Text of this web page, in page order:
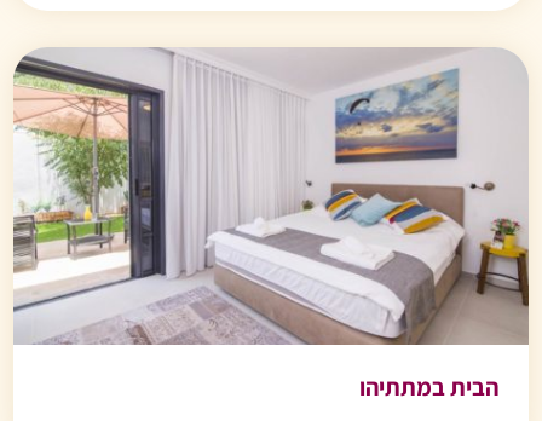
הבית במתתיהו